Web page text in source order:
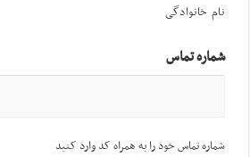
نام خانوادگی
شماره تماس
شماره تماس خود را به همراه کد وارد کنید